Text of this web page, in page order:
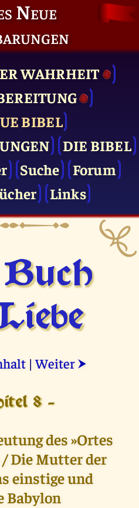
Neue
WAHRHEIT
BIBEL
DIE BIBEL
Suche
Forum
Links
|Weiter ⮞
8 -
des »Ortes
/ Die Mutter der
einstige und
Babylon